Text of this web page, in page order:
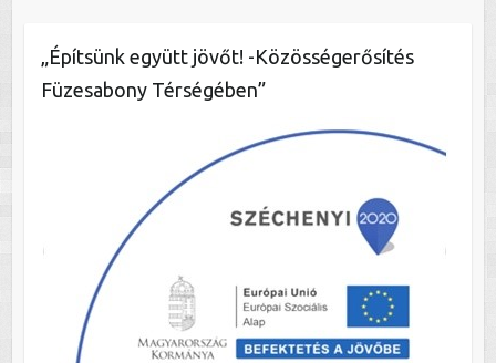
„Építsünk együtt jövőt! -Közösségerősítés
Füzesabony Térségében”